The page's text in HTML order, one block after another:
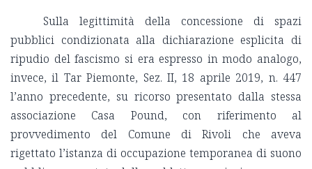
Sulla legittimità della concessione di spazi
pubblici condizionata alla dichiarazione esplicita di
ripudio del fascismo si era espresso in modo analogo,
invece, il Tar Piemonte, Sez. II, 18 aprile 2019, n. 447
l’anno precedente, su ricorso presentato dalla stessa
associazione Casa Pound, con riferimento al
provvedimento del Comune di Rivoli che aveva
rigettato l’istanza di occupazione temporanea di suono